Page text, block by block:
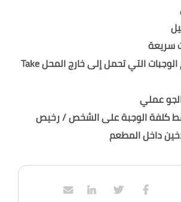
سريعة
أماكن تقديم الوجبات التي تحمل إلى خارج المحل Take
عملي
داخل المطعم